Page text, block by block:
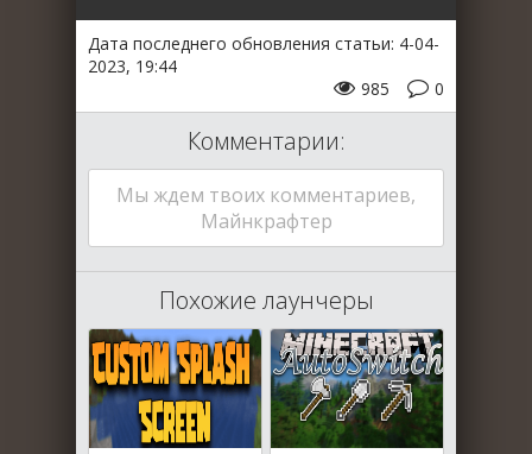
Дата последнего обновления статьи: 4-04-
2023, 19:44
0
985
Комментарии:
Мы ждем твоих комментариев,
Майнкрафтер
Похожие лаунчеры